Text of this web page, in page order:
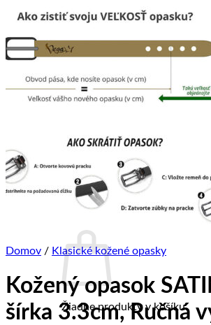
Hodvábne šatky Slim
Hodvábne kravaty
Hodvábne čelenky
Hodvábne čelenky Limited
Hodvábne gumičky Limited
Hodvábne vlasové sety
Zimné šále z Merino vlny
ZÁKAZKOVÁ VÝROBA
B2B SPOLUPRÁCA
PREDAJŇA
KONTAKT
Žiadne produkty v košíku.
Domov / Klasické kožené opasky
Kožený opasok
šírka 3.3cm, Ručná